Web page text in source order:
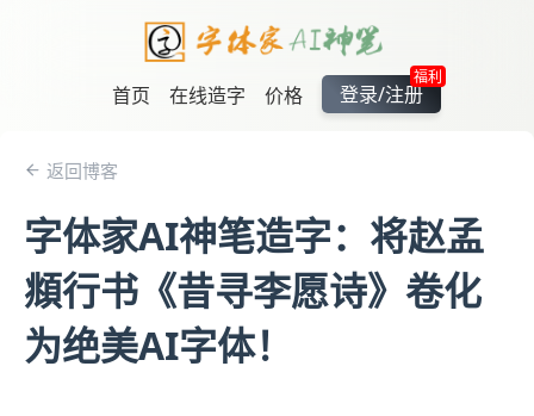
首页 在线造字 价格
福利
登录/注册
返回博客
字体家AI神笔造字：将赵孟
頫行书《昔寻李愿诗》卷化
为绝美AI字体！